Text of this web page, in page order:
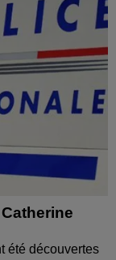
été découvertes